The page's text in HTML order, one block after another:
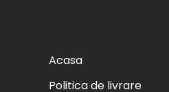
Acasa
Politica de livrare